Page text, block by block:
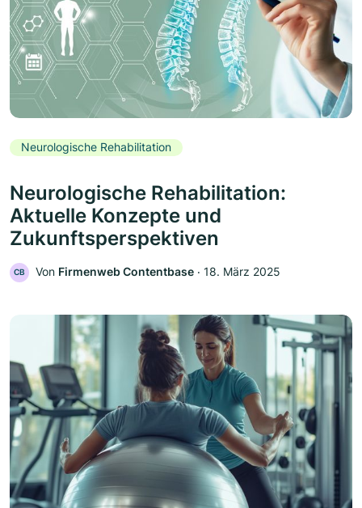
Neurologische Rehabilitation
Neurologische Rehabilitation:
Aktuelle Konzepte und
Zukunftsperspektiven
CB Von Firmenweb Contentbase ‧ 18. März 2025